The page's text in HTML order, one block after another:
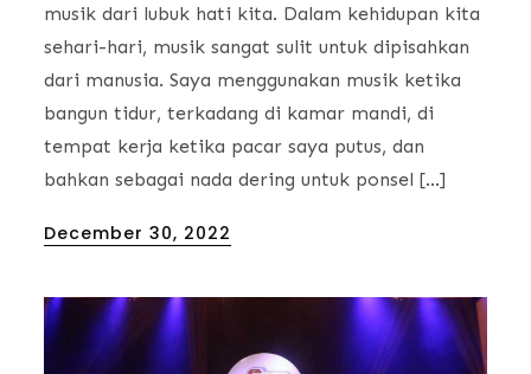
musik dari lubuk hati kita. Dalam kehidupan kita
sehari-hari, musik sangat sulit untuk dipisahkan
dari manusia. Saya menggunakan musik ketika
bangun tidur, terkadang di kamar mandi, di
tempat kerja ketika pacar saya putus, dan
bahkan sebagai nada dering untuk ponsel […]
Posted
December 30, 2022